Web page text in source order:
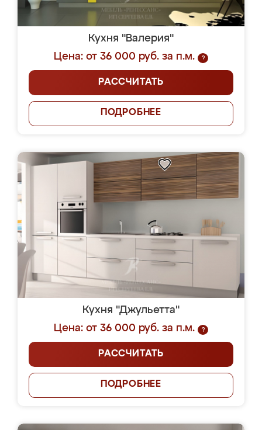
Кухня "Валерия"
Цена: от 36 000 руб. за п.м.
?
РАССЧИТАТЬ
ПОДРОБНЕЕ
Кухня "Джульетта"
Цена: от 36 000 руб. за п.м.
?
РАССЧИТАТЬ
ПОДРОБНЕЕ